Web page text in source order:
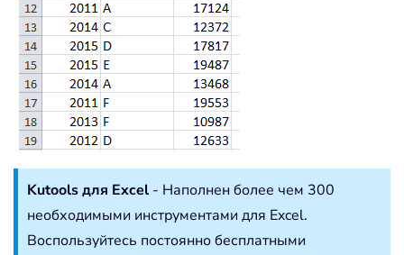
Kutools для Excel - Наполнен более чем 300
необходимыми инструментами для Excel.
Воспользуйтесь постоянно бесплатными